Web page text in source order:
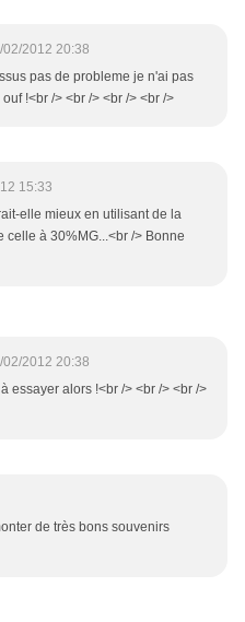
02/2012 20:38
pas de probleme je n'ai pas
!<br /> <br /> <br /> <br />
15:33
elle mieux en utilisant de la
celle à 30%MG...<br /> Bonne
02/2012 20:38
essayer alors !<br /> <br /> <br />
de très bons souvenirs